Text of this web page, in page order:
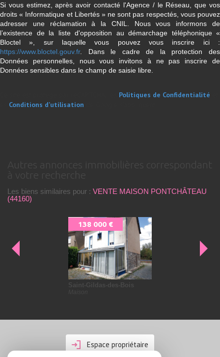
Si vous estimez, après avoir contacté l'Agence / le Réseau, que vos
droits « Informatique et Libertés » ne sont pas respectés, vous pouvez
adresser une réclamation à la CNIL. Nous vous informons de
l’existence de la liste d'opposition au démarchage téléphonique «
Bloctel », sur laquelle vous pouvez vous inscrire ici :
https://www.bloctel.gouv.fr. Dans le cadre de la protection des
Données personnelles, nous vous invitons à ne pas inscrire de
Données sensibles dans le champ de saisie libre.
Politiques de Confidentialité
Conditions d'utilisation
autres annonces immobilières correspondant
à votre recherche
Les biens similaires pour : VENTE MAISON PONTCHÂTEAU
(44160)
138 000 €
Saint-Gildas-des-Bois
Espace propriétaire